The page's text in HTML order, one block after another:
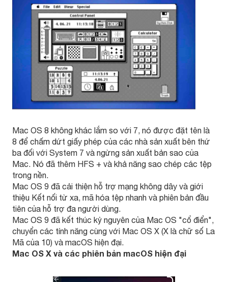
Mac OS 8 không khác lắm so với 7, nó được đặt tên là
8 để chấm dứt giấy phép của các nhà sản xuất bên thứ
ba đối với System 7 và ngừng sản xuất bản sao của
Mac. Nó đã thêm HFS + và khả năng sao chép các tệp
trong nền.
Mac OS 9 đã cải thiện hỗ trợ mạng không dây và giới
thiệu Kết nối từ xa, mã hóa tệp nhanh và phiên bản đầu
tiên của hỗ trợ đa người dùng.
Mac OS 9 đã kết thúc kỷ nguyên của Mac OS "cổ điển",
chuyển các tính năng cùng với Mac OS X (X là chữ số La
Mã của 10) và macOS hiện đại.
Mac OS X và các phiên bản macOS hiện đại